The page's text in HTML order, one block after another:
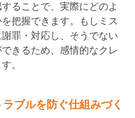
ることで、実際にどのよ
把握できます。もしミス
罪・対応し、そうでない
できるため、感情的なクレ
。
ブルを防ぐ仕組みづく